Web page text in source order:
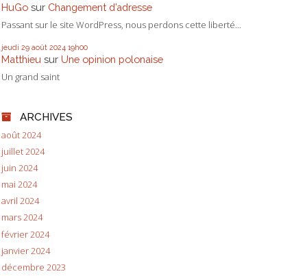
HuGo sur Changement d’adresse
Passant sur le site WordPress, nous perdons cette liberté...
jeudi 29 août 2024 19h00
Matthieu sur Une opinion polonaise
Un grand saint
ARCHIVES
août 2024
juillet 2024
juin 2024
mai 2024
avril 2024
mars 2024
février 2024
janvier 2024
décembre 2023